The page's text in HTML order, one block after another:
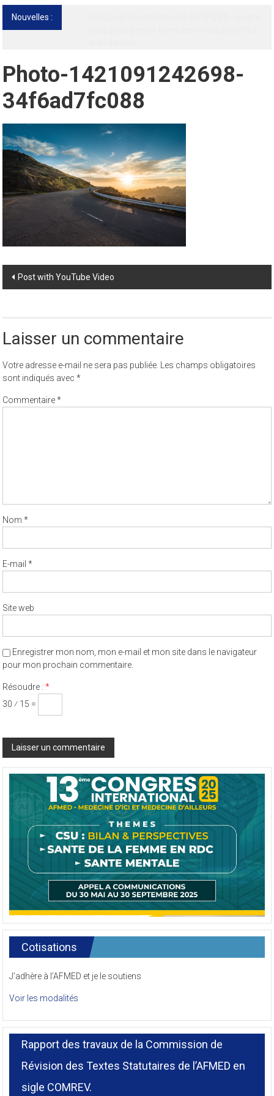
Nouvelles :
Photo-1421091242698-
34f6ad7fc088
Post
Post with YouTube Video
Laisser un commentaire
Votre adresse e-mail ne sera pas publiée.
Les champs obligatoires
sont indiqués avec*
Commentaire*
Nom*
E-mail*
Site web
Enregistrer mon nom, mon e-mail et mon site dans le navigateur
pour mon prochain commentaire.
Résoudre :*
30 ⁄ 15 =
Cotisations
J’adhère à l’AFMED et je le soutiens
Voir les modalités
Rapport des travaux de la Commission de
Révision des Textes Statutaires de l’AFMED en
sigle COMREV.